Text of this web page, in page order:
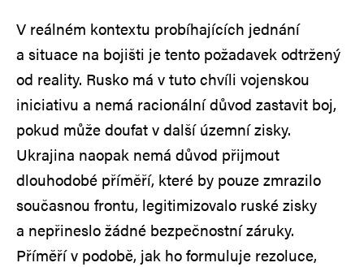
V reálném kontextu probíhajících jednání
a situace na bojišti je tento požadavek odtržený
od reality. Rusko má v tuto chvíli vojenskou
iniciativu a nemá racionální důvod zastavit boj,
pokud může doufat v další územní zisky.
Ukrajina naopak nemá důvod přijmout
dlouhodobé příměří, které by pouze zmrazilo
současnou frontu, legitimizovalo ruské zisky
a nepřineslo žádné bezpečnostní záruky.
Příměří v podobě, jak ho formuluje rezoluce,